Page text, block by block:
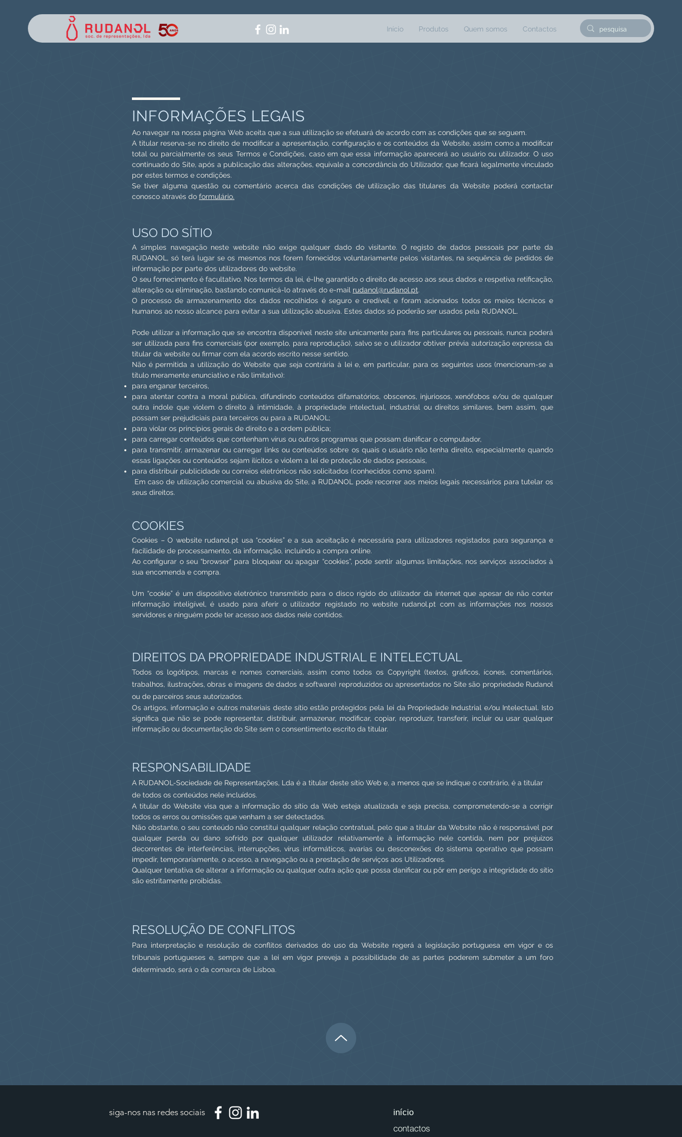
Início Produtos Quem somos Contactos
INFORMAÇÕES LEGAIS
Ao navegar na nossa página Web aceita que a sua utilização se efetuará de acordo com as condições que se seguem.
A titular reserva-se no direito de modificar a apresentação, configuração e os conteúdos da Website, assim como a modificar
total ou parcialmente os seus Termos e Condições, caso em que essa informação aparecerá ao usuário ou utilizador. O uso
continuado do Site, após a publicação das alterações, equivale a concordância do Utilizador, que ficará legalmente vinculado
por estes termos e condições.
Se tiver alguma questão ou comentário acerca das condições de utilização das titulares da Website poderá contactar
conosco através do formulário.
USO DO SÍTIO
A simples navegação neste website não exige qualquer dado do visitante. O registo de dados pessoais por parte da
RUDANOL, só terá lugar se os mesmos nos forem fornecidos voluntariamente pelos visitantes, na sequência de pedidos de
informação por parte dos utilizadores do website.
O seu fornecimento é facultativo. Nos termos da lei, é-lhe garantido o direito de acesso aos seus dados e respetiva retificação,
alteração ou eliminação, bastando comunicá-lo através do e-mail rudanol@rudanol.pt.
O processo de armazenamento dos dados recolhidos é seguro e credível, e foram acionados todos os meios técnicos e
humanos ao nosso alcance para evitar a sua utilização abusiva. Estes dados só poderão ser usados pela RUDANOL .
Pode utilizar a informação que se encontra disponível neste site unicamente para fins particulares ou pessoais, nunca poderá
ser utilizada para fins comerciais (por exemplo, para reprodução), salvo se o utilizador obtiver prévia autorização expressa da
titular da website ou firmar com ela acordo escrito nesse sentido.
Não é permitida a utilização do Website que seja contrária à lei e, em particular, para os seguintes usos (mencionam-se a
título meramente enunciativo e não limitativo):
para enganar terceiros,
para atentar contra a moral pública, difundindo conteúdos difamatórios, obscenos, injuriosos, xenófobos e/ou de qualquer
outra índole que violem o direito à intimidade, à propriedade intelectual, industrial ou direitos similares, bem assim, que
possam ser prejudiciais para terceiros ou para a RUDANOL;
para violar os princípios gerais de direito e a ordem pública;
para carregar conteúdos que contenham vírus ou outros programas que possam danificar o computador,
para transmitir, armazenar ou carregar links ou conteúdos sobre os quais o usuário não tenha direito, especialmente quando
essas ligações ou conteúdos sejam ilícitos e violem a lei de proteção de dados pessoais,
para distribuir publicidade ou correios eletrónicos não solicitados (conhecidos como spam).
Em caso de utilização comercial ou abusiva do Site, a RUDANOL pode recorrer aos meios legais necessários para tutelar os
seus direitos.
COOKIES
Cookies – O website rudanol.pt usa “cookies” e a sua aceitação é necessária para utilizadores registados para segurança e
facilidade de processamento, da informação, incluindo a compra online.
Ao configurar o seu “browser” para bloquear ou apagar “cookies”, pode sentir algumas limitações, nos serviços associados à
sua encomenda e compra.
Um “cookie” é um dispositivo eletrónico transmitido para o disco rígido do utilizador da internet que apesar de não conter
informação inteligível, é usado para aferir o utilizador registado no website rudanol.pt com as informações nos nossos
servidores e ninguém pode ter acesso aos dados nele contidos.
Todos os logótipos, marcas e nomes comerciais, assim como todos os Copyright (textos, gráficos, ícones, comentários,
trabalhos, ilustrações, obras e imagens de dados e software) reproduzidos ou apresentados no Site são propriedade Rudanol
ou de parceiros seus autorizados.
Os artigos, informação e outros materiais deste sítio estão protegidos pela lei da Propriedade Industrial e/ou Intelectual. Isto
significa que não se pode representar, distribuir, armazenar, modificar, copiar, reproduzir, transferir, incluir ou usar qualquer
informação ou documentação do Site sem o consentimento escrito da titular.
DIREITOS DA PROPRIEDADE INDUSTRIAL E INTELECTUAL
RESPONSABILIDADE
A RUDANOL-Sociedade de Representações, Lda é a titular deste sítio Web e, a menos que se indique o contrário, é a titular
de todos os conteúdos nele incluídos.
A titulardo Website visa que a informação do sítio da Web esteja atualizada e seja precisa, comprometendo-se a corrigir
todos os erros ou omissões que venham a ser detectados.
Não obstante, o seu conteúdo não constitui qualquer relação contratual, pelo que a titular da Website não é responsável por
qualquer perda ou dano sofrido por qualquer utilizador relativamente à informação nele contida, nem por prejuízos
decorrentes de interferências, interrupções, vírus informáticos, avarias ou desconexões do sistema operativo que possam
impedir, temporariamente, o acesso, a navegação ou a prestação de serviços aos Utilizadores.
Qualquer tentativa de alterar a informação ou qualquer outra ação que possa danificar ou pôr em perigo a integridade do sítio
são estritamente proibidas.
RESOLUÇÃO DE CONFLITOS
Para interpretação e resolução de conflitos derivados do uso da Website regerá a legislação portuguesa em vigor e os
tribunais portugueses e, sempre que a lei em vigor preveja a possibilidade de as partes poderem submeter a um foro
determinado, será o da comarca de Lisboa.
siga-nos nas redes sociais
contactos
início